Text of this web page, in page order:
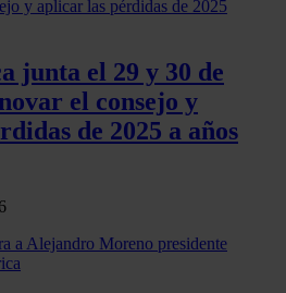
web se usan para personalizar
Además, compartimos
que haga del sitio web con
sociales, publicidad y análisis
con otra información
o que hayan recopilado a
de sus servicios.
junta el 29 y 30 de
el consejo y
de 2025 a años